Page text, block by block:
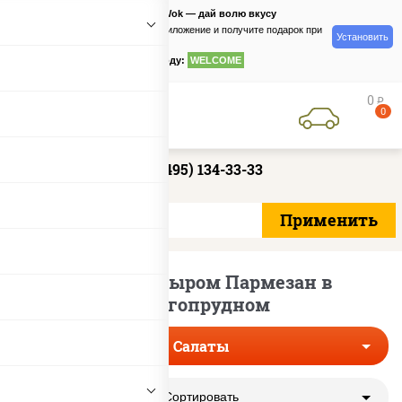
PizzaSushiWok — дай волю вкусу
Скачайте приложение и получите подарок при
по промокоду: WELCOME
Установить
0 руб
0
+7 (495) 134-33-33
Салаты с сыром Пармезан в
Долгопрудном
Салаты
Сортировать